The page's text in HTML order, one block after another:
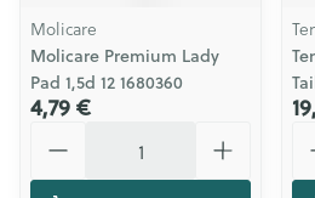
Molicare
Molicare Premium Lady
Pad 1,5d 12 1680360
4,79 €